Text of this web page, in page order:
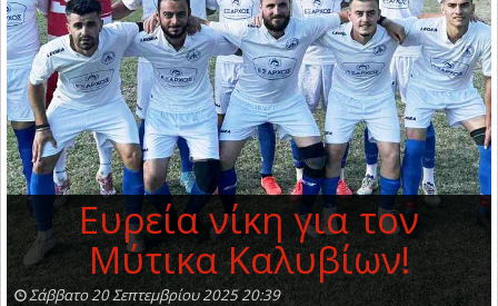
Ευρεία νίκη για τον
Μύτικα Καλυβίων!
Σάββατο 20 Σεπτεμβρίου 2025 20:39